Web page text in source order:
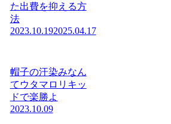
た出費を抑える方
法
2023.10.192025.04.17
帽子の汗染みなん
てウタマロリキッ
ドで楽勝よ
2023.10.09